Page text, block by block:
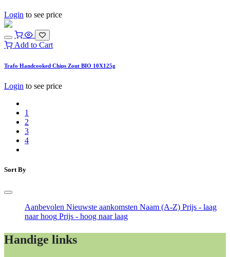
Login to see price
Add to Cart
Trafo Handcooked Chips Zout BIO 10X125g
Login to see price
1
2
3
4
Sort By
Aanbevolen Nieuwste aankomsten Naam (A-Z) Prijs - laag
naar hoog Prijs - hoog naar laag
Handige links